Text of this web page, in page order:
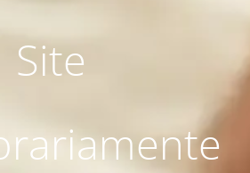
Site